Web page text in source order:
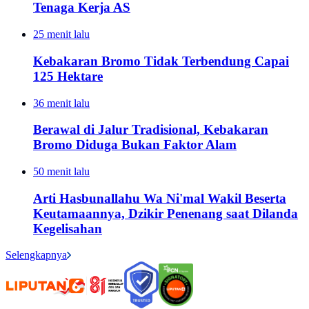
Tenaga Kerja AS
25 menit lalu
Kebakaran Bromo Tidak Terbendung Capai
125 Hektare
36 menit lalu
Berawal di Jalur Tradisional, Kebakaran
Bromo Diduga Bukan Faktor Alam
50 menit lalu
Arti Hasbunallahu Wa Ni'mal Wakil Beserta
Keutamaannya, Dzikir Penenang saat Dilanda
Kegelisahan
Selengkapnya